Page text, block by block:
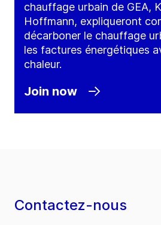
chauffage urbain de GEA,
Hoffmann, expliqueront
décarboner le chauffage
les factures énergétiques
chaleur.
Join now
Contactez-nous